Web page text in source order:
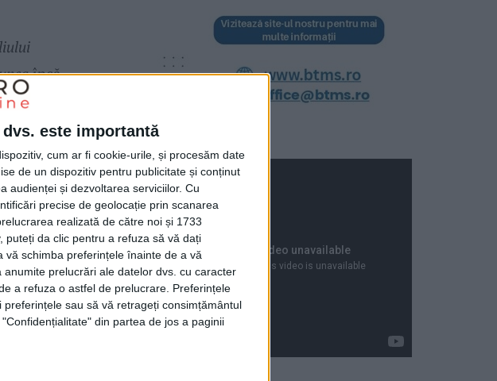
este importantă
cum ar fi cookie-urile, și procesăm date
de un dispozitiv pentru publicitate și conținut
audienței și dezvoltarea serviciilor. Cu
precise de geolocație prin scanarea
realizată de către noi și 1733
puteți da clic pentru a refuza să vă dați
schimba preferințele înainte de a vă
prelucrări ale datelor dvs. cu caracter
a refuza o astfel de prelucrare. Preferințele
sau să vă retrageți consimțământul
din partea de jos a paginii
încă
unor
a tot
Muntele
detrasee
și